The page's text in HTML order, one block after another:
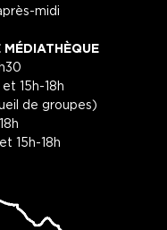
midi
15h-18h
de groupes)
15h-18h